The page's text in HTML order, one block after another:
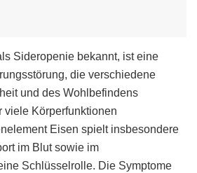
Sideropenie bekannt, ist eine
die verschiedene
und des Wohlbefindens
viele Körperfunktionen
Eisen spielt insbesondere
im Blut sowie im
Schlüsselrolle. Die Symptome